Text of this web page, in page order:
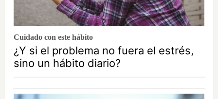
Cuidado con este hábito
¿Y si el problema no fuera el estrés,
sino un hábito diario?